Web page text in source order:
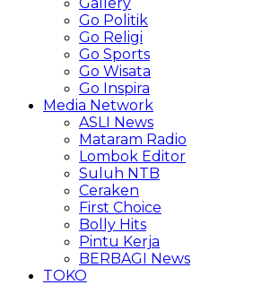
Go Politik
Go Religi
Go Sports
Go Wisata
Go Inspira
Media Network
ASLI News
Mataram Radio
Lombok Editor
Suluh NTB
Ceraken
First Choice
Bolly Hits
Pintu Kerja
BERBAGI News
TOKO